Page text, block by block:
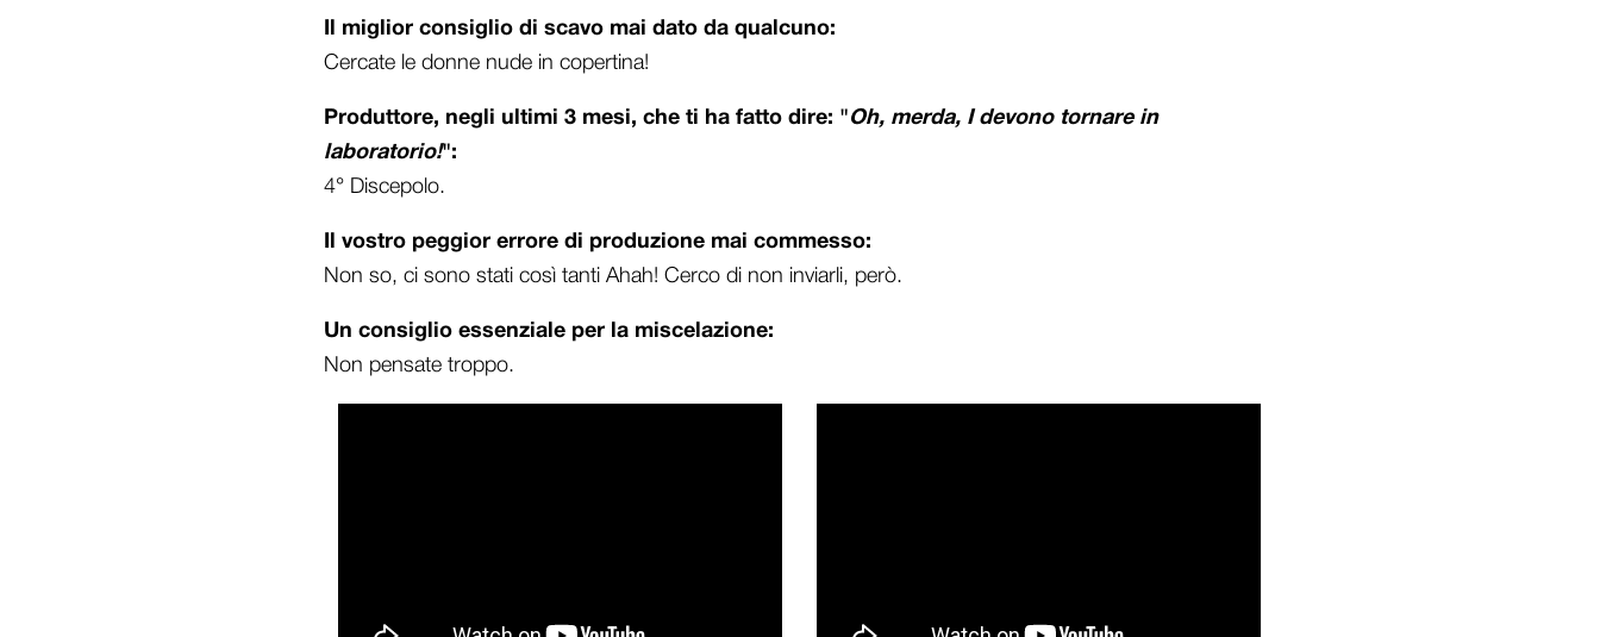
Il miglior consiglio di scavo mai dato da qualcuno:
Cercate le donne nude in copertina!
Produttore, negli ultimi 3 mesi, che ti ha fatto dire: "Oh, merda, Idevono tornare in
laboratorio!":
4° Discepolo.
Il vostro peggior errore di produzione mai commesso:
Non so, ci sono stati così tanti Ahah! Cerco di non inviarli, però.
Un consiglio essenziale per la miscelazione:
Non pensate troppo.